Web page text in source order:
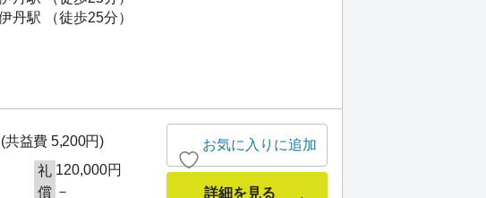
丹駅 （徒歩25分）
(共益費 5,200円)
礼 120,000円
償 －
お気に入りに追加
詳細を見る